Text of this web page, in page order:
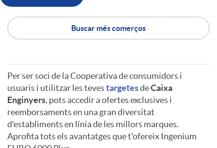
Buscar més comerços
A
p
A
v
Per ser soci de la Cooperativa de consumidors i
usuaris i utilitzar les tevestargetesdeCaixa
Enginyers, pots accedir a ofertes exclusives i
reemborsaments en una gran diversitat
d'establiments en línia de les millors marques.
Aprofita tots els avantatges que t'ofereix Ingenium